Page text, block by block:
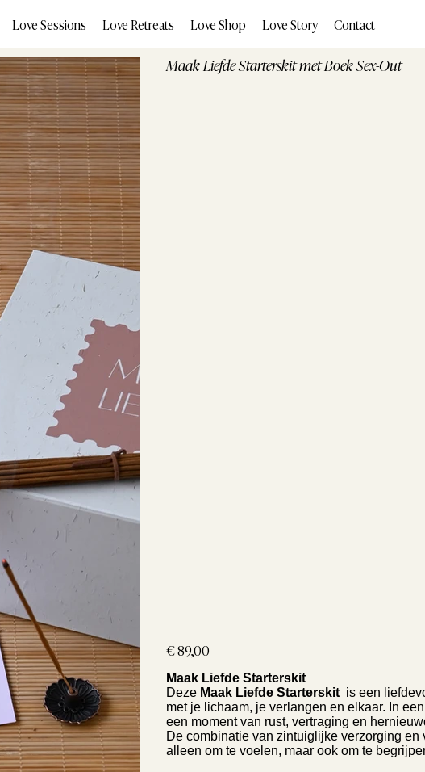
Love Sessions Love Retreats Love Shop Love Story Contact
Maak Liefde Starterskit met Boek Sex-Out
€ 89,00
Maak Liefde Starterskit
Deze Maak Liefde Starterskit is een
met je lichaam, je verlangen en elkaar. In
een moment van rust, vertraging en
De combinatie van zintuiglijke verzorging
alleen om te voelen, maar ook om te